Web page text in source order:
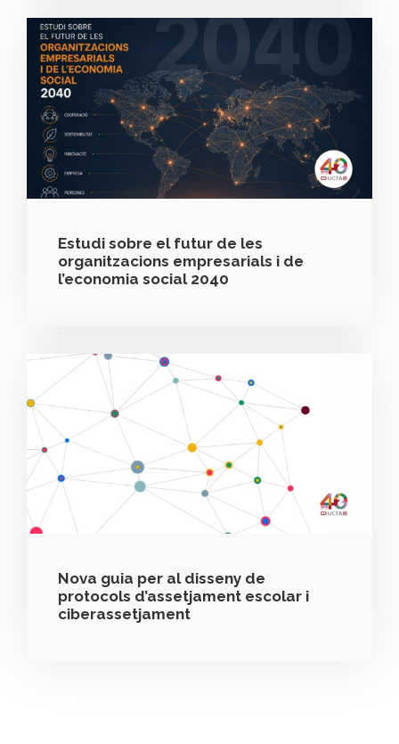
Estudi sobre el futur de les
organitzacions empresarials i de
l’economia social 2040
Nova guia per al disseny de
protocols d’assetjament escolar i
ciberassetjament